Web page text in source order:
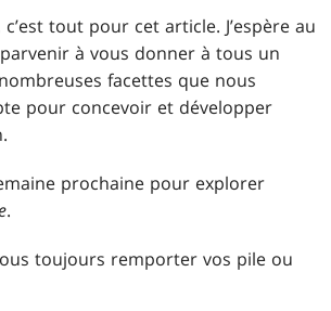
tout pour cet article. J’espère au
à vous donner à tous un
facettes que nous
pour concevoir et développer
prochaine pour explorer
.
toujours remporter vos pile ou